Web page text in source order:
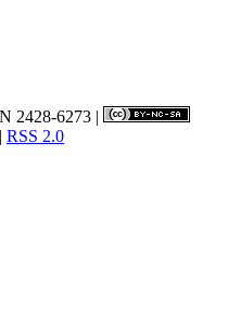
2428-6273 |
| RSS 2.0